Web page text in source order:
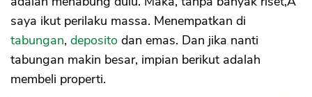
saya ikut perilaku massa. Menempatkan di
tabungan, deposito dan emas. Dan jika nanti
tabungan makin besar, impian berikut adalah
membeli properti.